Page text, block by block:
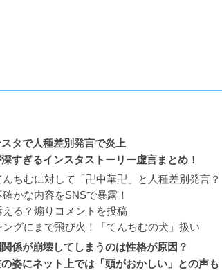
タで人種差別発言で炎上
すぎるインスタストーリー虚言まとめ！
ちむに対して「卍中華卍」と人種差別発言？
かな内容をSNSで暴露！
える？煽りコメントを投稿
ングにまで飛び火！「てんちむの犬」扱い
係が崩壊してしまうのは性格が原因？
姿にネット上では「頭がおかしい」との声も